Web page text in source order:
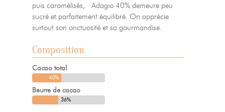
puis caramélisés, Adagio 40% demeure peu
sucré et parfaitement équilibré. On apprécie
surtout son onctuosité et sa gourmandise.
Composition
Cacao total
40%
Beurre de cacao
36%